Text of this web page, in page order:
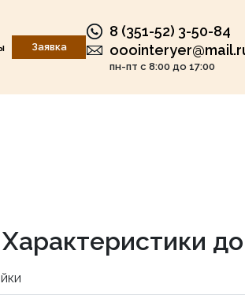
Заявка
8 (351-52) 3-50-84
пн-пт с 8:00 до 17:00
Характеристики